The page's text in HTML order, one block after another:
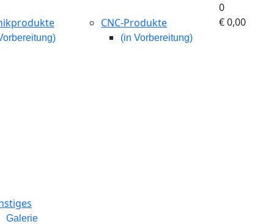
CNC-Produkte
(in Vorbereitung)
Galerie
0
€ 0,00‎